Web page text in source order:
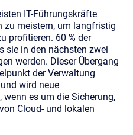
IT-Führungskräfte
zu meistern, um langfristig
profitieren. 60 % der
sie in den nächsten zwei
werden. Dieser Übergang
der Verwaltung
wird neue
es um die Sicherung,
Cloud- und lokalen